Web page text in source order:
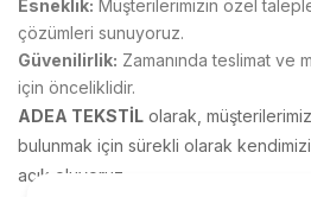
Esneklik: Müşterilerimizin özel
çözümleri sunuyoruz.
Güvenilirlik: Zamanında teslimat ve
için önceliklidir.
ADEA TEKSTİL olarak,
bulunmak için sürekli olarak
açık oluyoruz.